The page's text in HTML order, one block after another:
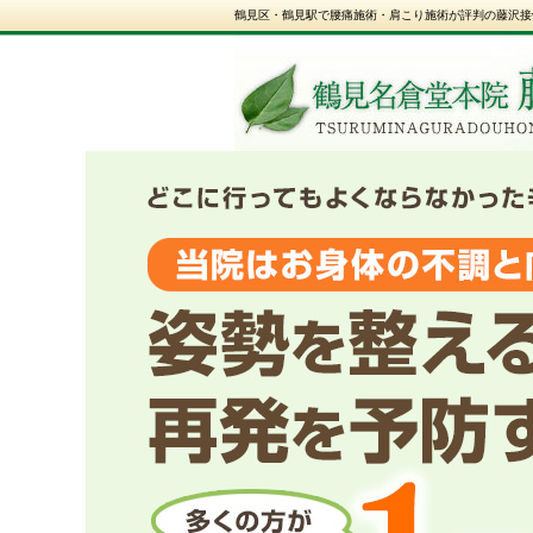
鶴見区・鶴見駅で腰痛施術・肩こり施術が評判の藤沢